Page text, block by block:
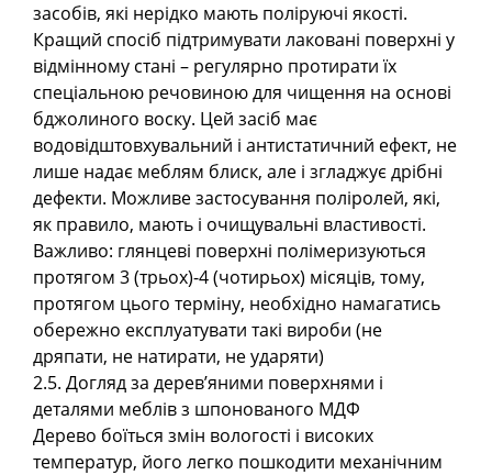
засобів, які нерідко мають поліруючі якості.
Кращий спосіб підтримувати лаковані поверхні у
відмінному стані – регулярно протирати їх
спеціальною речовиною для чищення на основі
бджолиного воску. Цей засіб має
водовідштовхувальний і антистатичний ефект, не
лише надає меблям блиск, але і згладжує дрібні
дефекти. Можливе застосування поліролей, які,
як правило, мають і очищувальні властивості.
Важливо: глянцеві поверхні полімеризуються
протягом 3 (трьох)-4 (чотирьох) місяців, тому,
протягом цього терміну, необхідно намагатись
обережно експлуатувати такі вироби (не
дряпати, не натирати, не ударяти)
2.5. Догляд за дерев’яними поверхнями і
деталями меблів з шпонованого МДФ
Дерево боїться змін вологості і високих
температур, його легко пошкодити механічним